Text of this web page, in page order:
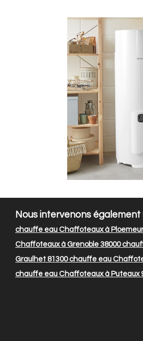
Nous intervenons également
chauffe eau Chaffoteaux à
Chaffoteaux à Grenoble 38000
Graulhet 81300chauffe eau
chauffe eau Chaffoteaux à Puteaux